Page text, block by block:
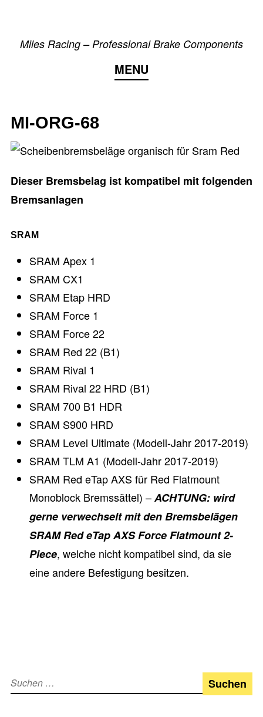
contentMiles Racing – Professional Brake Components
MENU
MI-ORG-68
Dieser Bremsbelag ist kompatibel mit folgenden
Bremsanlagen
SRAM
SRAM Apex 1
SRAM CX1
SRAM Etap HRD
SRAM Force 1
SRAM Force 22
SRAM Red 22 (B1)
SRAM Rival 1
SRAM Rival 22 HRD (B1)
SRAM 700 B1 HDR
SRAM S900 HRD
SRAM Level Ultimate (Modell-Jahr 2017-2019)
SRAM TLM A1 (Modell-Jahr 2017-2019)
SRAM Red eTap AXS für Red Flatmount
Monoblock Bremssättel) –ACHTUNG: wird
gerne verwechselt mit den Bremsbelägen
SRAM Red eTap AXS Force Flatmount 2-
Piece, welche nicht kompatibel sind, da sie
eine andere Befestigung besitzen.
Suchen
nach: